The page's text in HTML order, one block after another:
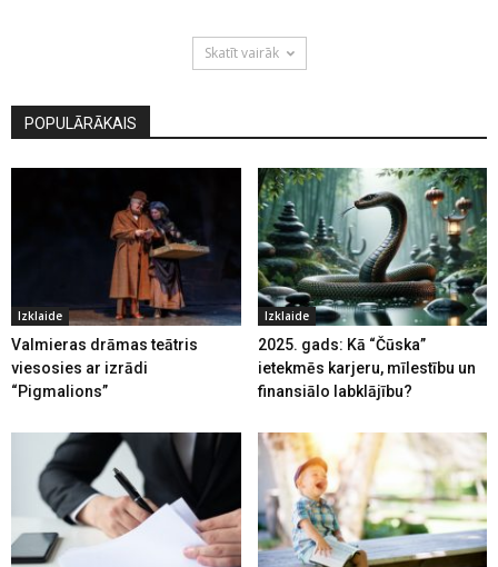
Skatīt vairāk
POPULĀRĀKAIS
Izklaide
Valmieras drāmas teātris
viesosies ar izrādi
“Pigmalions”
Izklaide
2025. gads: Kā “Čūska”
ietekmēs karjeru, mīlestību un
finansiālo labklājību?